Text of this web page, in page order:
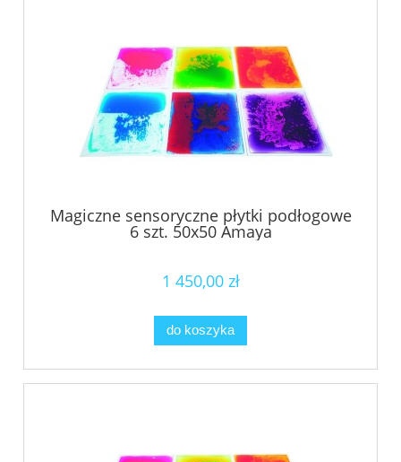
Magiczne sensoryczne płytki podłogowe
6 szt. 50x50 Amaya
1 450,00 zł
do koszyka